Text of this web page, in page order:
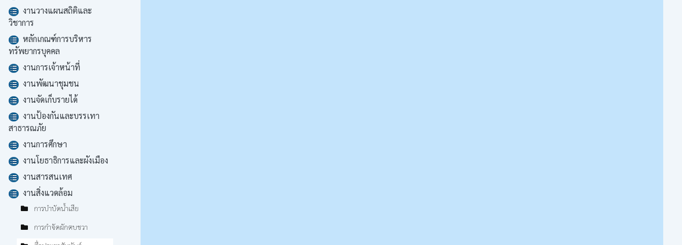
งานวางแผนสถิติและ
วิชาการ
หลักเกณฑ์การบริหาร
ทรัพยากรบุคคล
งานการเจ้าหน้าที่
งานพัฒนาชุมชน
งานจัดเก็บรายได้
งานป้องกันและบรรเทา
สาธารณภัย
งานการศึกษา
งานโยธาธิการและผังเมือง
งานสารสนเทศ
งานสิ่งแวดล้อม
การบำบัดน้ำเสีย
การกำจัดผักตบชวา